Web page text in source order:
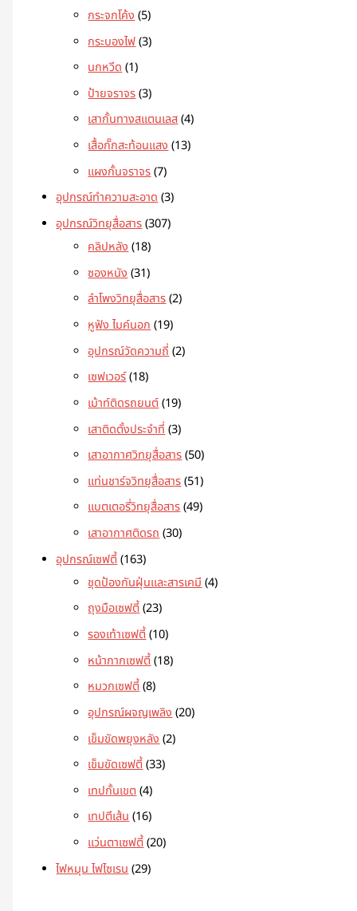
กระจกโค้ง 5
กระบองไฟ 3
นกหวีด 1
ป้ายจราจร 3
เสากั้นทางสแตนเลส 4
เสื้อกั๊กสะท้อนแสง 13
แผงกั้นจราจร 7
อุปกรณ์ทำความสะอาด 3
อุปกรณ์วิทยุสื่อสาร 307
คลิปหลัง 18
ซองหนัง 31
ลำโพงวิทยุสื่อสาร 2
หูฟัง ไมค์นอก 19
อุปกรณ์วัดความถี่ 2
เซฟเวอร์ 18
เม้าท์ติดรถยนต์ 19
เสาติดตั้งประจำที่ 3
เสาอากาศวิทยุสื่อสาร 50
แท่นชาร์จวิทยุสื่อสาร 51
แบตเตอรี่วิทยุสื่อสาร 49
เสาอากาศติดรถ 30
อุปกรณ์เซฟตี้ 163
ชุดป้องกันฝุ่นและสารเคมี 4
ถุงมือเซฟตี้ 23
รองเท้าเซฟตี้ 10
หน้ากากเซฟตี้ 18
หมวกเซฟตี้ 8
อุปกรณ์ผจญเพลิง 20
เข็มขัดพยุงหลัง 2
เข็มขัดเซฟตี้ 33
เทปกั้นเขต 4
เทปตีเส้น 16
แว่นตาเซฟตี้ 20
ไฟหมุน ไฟไซเรน 29